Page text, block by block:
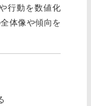
行動を数値化
体像や傾向を